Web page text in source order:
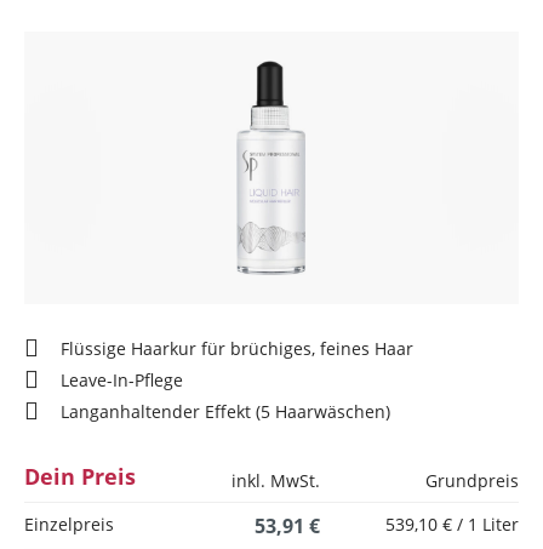
Flüssige Haarkur für brüchiges, feines Haar
Leave-In-Pflege
Langanhaltender Effekt (5 Haarwäschen)
Dein Preis inkl. MwSt.
Grundpreis
Einzelpreis
53,91 € 539,10 € / 1 Liter